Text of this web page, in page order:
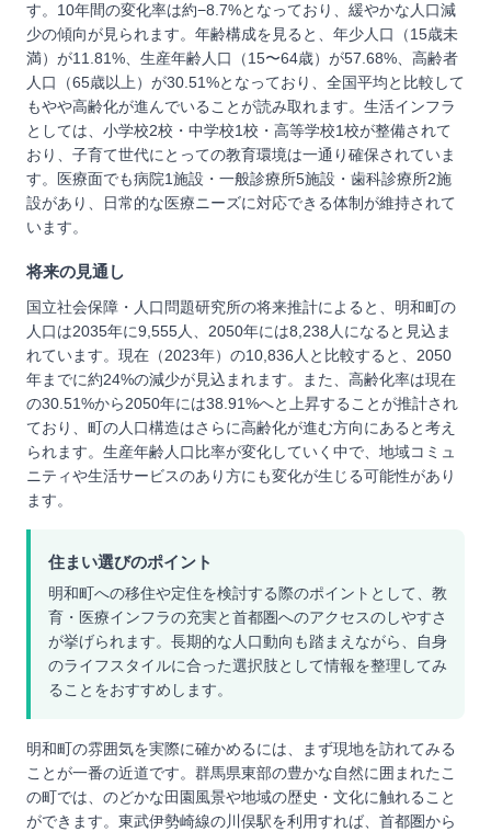
す。10年間の変化率は約−8.7%となっており、緩やかな人口減
少の傾向が見られます。年齢構成を見ると、年少人口（15歳未
満）が11.81%、生産年齢人口（15〜64歳）が57.68%、高齢者
人口（65歳以上）が30.51%となっており、全国平均と比較して
もやや高齢化が進んでいることが読み取れます。生活インフラ
としては、小学校2校・中学校1校・高等学校1校が整備されて
おり、子育て世代にとっての教育環境は一通り確保されていま
す。医療面でも病院1施設・一般診療所5施設・歯科診療所2施
設があり、日常的な医療ニーズに対応できる体制が維持されて
います。
将来の見通し
国立社会保障・人口問題研究所の将来推計によると、明和町の
人口は2035年に9,555人、2050年には8,238人になると見込ま
れています。現在（2023年）の10,836人と比較すると、2050
年までに約24%の減少が見込まれます。また、高齢化率は現在
の30.51%から2050年には38.91%へと上昇することが推計され
ており、町の人口構造はさらに高齢化が進む方向にあると考え
られます。生産年齢人口比率が変化していく中で、地域コミュ
ニティや生活サービスのあり方にも変化が生じる可能性があり
ます。
住まい選びのポイント
明和町への移住や定住を検討する際のポイントとして、教
育・医療インフラの充実と首都圏へのアクセスのしやすさ
が挙げられます。長期的な人口動向も踏まえながら、自身
のライフスタイルに合った選択肢として情報を整理してみ
ることをおすすめします。
明和町の雰囲気を実際に確かめるには、まず現地を訪れてみる
ことが一番の近道です。群馬県東部の豊かな自然に囲まれたこ
の町では、のどかな田園風景や地域の歴史・文化に触れること
ができます。東武伊勢崎線の川俣駅を利用すれば、首都圏から